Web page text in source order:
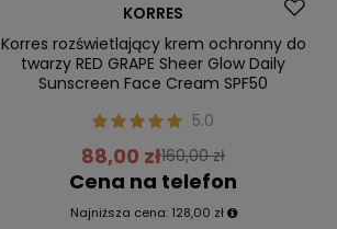
KORRES
Korres rozświetlający krem ochronny do
twarzy RED GRAPE Sheer Glow Daily
Sunscreen Face Cream SPF50
5.0
88,00 zł160,00 zł
Cena na telefon
Najniższa cena: 128,00 zł